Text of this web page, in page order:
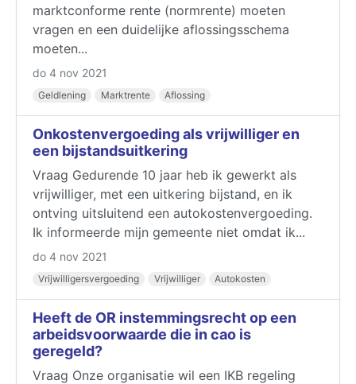
marktconforme rente (normrente) moeten
vragen en een duidelijke aflossingsschema
moeten...
do 4 nov 2021
Geldlening Marktrente Aflossing
Onkostenvergoeding als vrijwilliger en
een bijstandsuitkering
Vraag Gedurende 10 jaar heb ik gewerkt als
vrijwilliger, met een uitkering bijstand, en ik
ontving uitsluitend een autokostenvergoeding.
Ik informeerde mijn gemeente niet omdat ik...
do 4 nov 2021
Vrijwilligersvergoeding Vrijwilliger Autokosten
Heeft de OR instemmingsrecht op een
arbeidsvoorwaarde die in cao is
geregeld?
Vraag Onze organisatie wil een IKB regeling